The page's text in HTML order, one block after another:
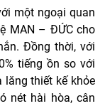
một ngoại quan
MAN – ĐỨC cho
Đồng thời, với
tiếng ồn so với
lăng thiết kế khỏe
nét hài hòa, cân